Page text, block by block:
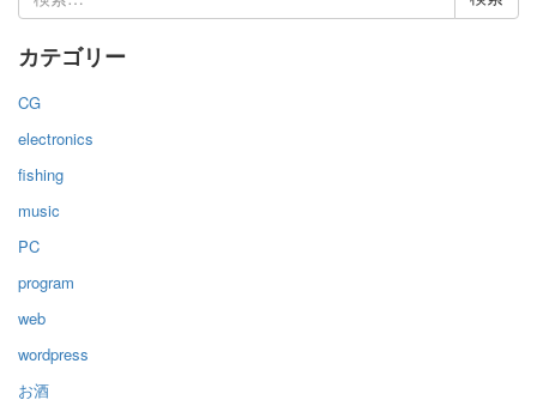
索:
カテゴリー
CG
electronics
fishing
music
PC
program
web
wordpress
お酒